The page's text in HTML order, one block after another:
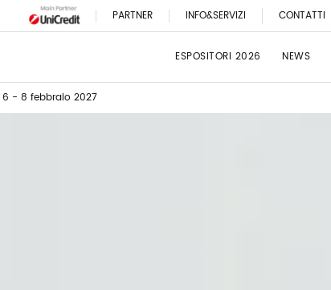
PARTNER INFO&SERVIZI CONTATTI
ESPOSITORI 2026 NEWS
6 - 8 febbraio 2027